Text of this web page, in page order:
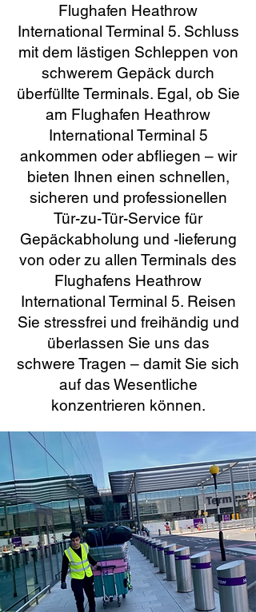
Flughafen Heathrow
International Terminal 5. Schluss
mit dem lästigen Schleppen von
schwerem Gepäck durch
überfüllte Terminals. Egal, ob Sie
am Flughafen Heathrow
International Terminal 5
ankommen oder abfliegen – wir
bieten Ihnen einen schnellen,
sicheren und professionellen
Tür-zu-Tür-Service für
Gepäckabholung und -lieferung
von oder zu allen Terminals des
Flughafens Heathrow
International Terminal 5. Reisen
Sie stressfrei und freihändig und
überlassen Sie uns das
schwere Tragen – damit Sie sich
auf das Wesentliche
konzentrieren können.